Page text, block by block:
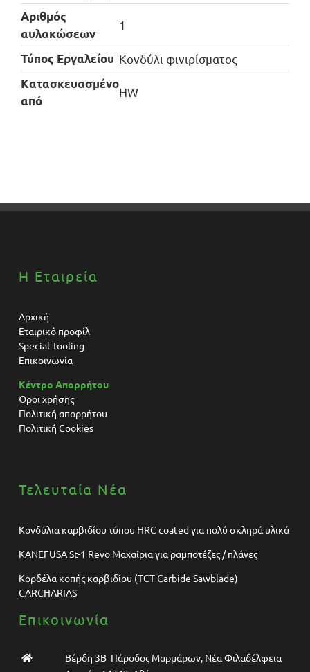
Αριθμός
αυλακώσεων
1
Τύπος Εργαλείου Κονδύλι φινιρίσματος
Kατασκευασμένο
από
HW
Η Εταιρεία
Αρχική
Εταιρικό προφίλ
Special Tooling
Επικοινωνία
Κέντρο Απορρήτου
Όροι χρήσης
Πολιτική απορρήτου
Πολιτική Cookies
Τελευταία Νέα
Κονδύλια καρβιδίου τύπου HRC coated για πολύ σκληρά υλικά
KANEFUSA St-1 Revo Μαχαίρια για ραμποτέζες / πλάνες
Κορδέλα κοπής καρβιδίου (TCT Carbide Sawblade)
CARCHARIAS
Επικοινωνία
Βέρδη 3Β Πάροδος Μαρμάρων, Νέα Φιλαδέλφεια